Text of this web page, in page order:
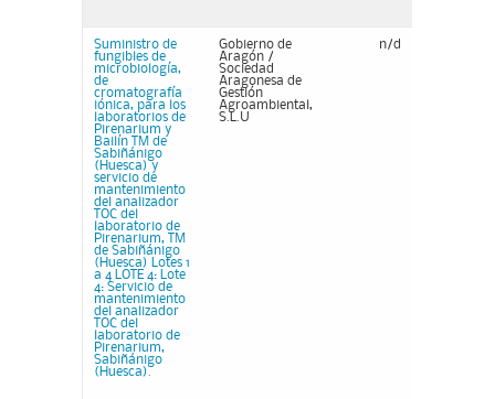
Suministro de
fungibles de
microbiología,
de
cromatografía
iónica, para los
laboratorios de
Pirenarium y
Bailín TM de
Sabiñánigo
(Huesca) y
servicio de
mantenimiento
del analizador
TOC del
laboratorio de
Pirenarium, TM
de Sabiñánigo
(Huesca) Lotes 1
a 4 LOTE 4: Lote
4: Servicio de
mantenimiento
del analizador
TOC del
laboratorio de
Pirenarium,
Sabiñánigo
(Huesca).
Gobierno de
Aragón /
Sociedad
Aragonesa de
Gestión
Agroambiental,
S.L.U
n/d